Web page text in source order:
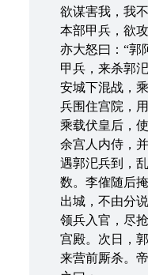
欲谋害我，我
本部甲兵，欲
亦大怒曰：“郭
甲兵，来杀郭
安城下混战，
兵围住宫院，
乘载伏皇后，
余宫人内侍，
遇郭汜兵到，
数。李傕随后
出城，不由分
领兵入官，尽
宫殿。次日，
来营前厮杀。